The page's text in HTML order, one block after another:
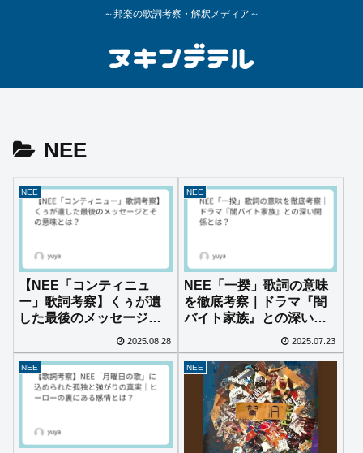
～邦楽の歌詞考察・解釈メディア～
NEE
NEE
【NEE「コンティニュ
ー」歌詞考察】くぅが遺
した最後のメッセージと
2025.08.28
NEE
NEE「一揆」歌詞の意味
を徹底考察｜ドラマ『闇
バイト家族』との深い関
2025.07.23
NEE NEE